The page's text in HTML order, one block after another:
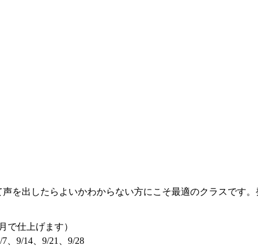
を出したらよいかわからない方にこそ最適のクラスです
仕上げます）
、9/14、9/21、9/28